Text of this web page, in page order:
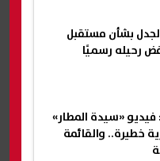
بشأن مستقبل
رحيله رسميًا
فيديو «سيدة المطار»
خطيرة.. والقائمة